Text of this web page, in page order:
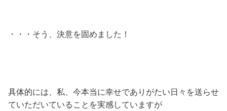
・・・そう、決意を固めました！
具体的には、私、今本当に幸せでありがたい日々を送らせ
ていただいていることを実感していますが